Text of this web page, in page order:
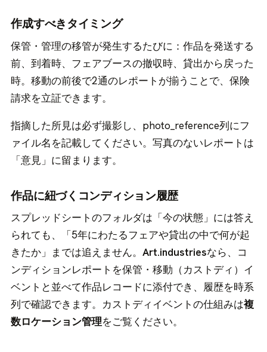
作成すべきタイミング
保管・管理の移管が発生するたびに：作品を発送する
前、到着時、フェアブースの撤収時、貸出から戻った
時。移動の前後で2通のレポートが揃うことで、保険
請求を立証できます。
指摘した所見は必ず撮影し、photo_reference列にフ
ァイル名を記載してください。写真のないレポートは
「意見」に留まります。
作品に紐づくコンディション履歴
スプレッドシートのフォルダは「今の状態」には答え
られても、「5年にわたるフェアや貸出の中で何が起
きたか」までは追えません。Art.industriesなら、コ
ンディションレポートを保管・移動（カストディ）イ
ベントと並べて作品レコードに添付でき、履歴を時系
列で確認できます。カストディイベントの仕組みは複
数ロケーション管理をご覧ください。